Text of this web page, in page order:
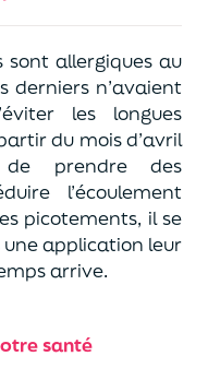
sont allergiques au
derniers n’avaient
les longues
du mois d’avril
prendre des
l’écoulement
picotements, il se
application leur
arrive.
santé